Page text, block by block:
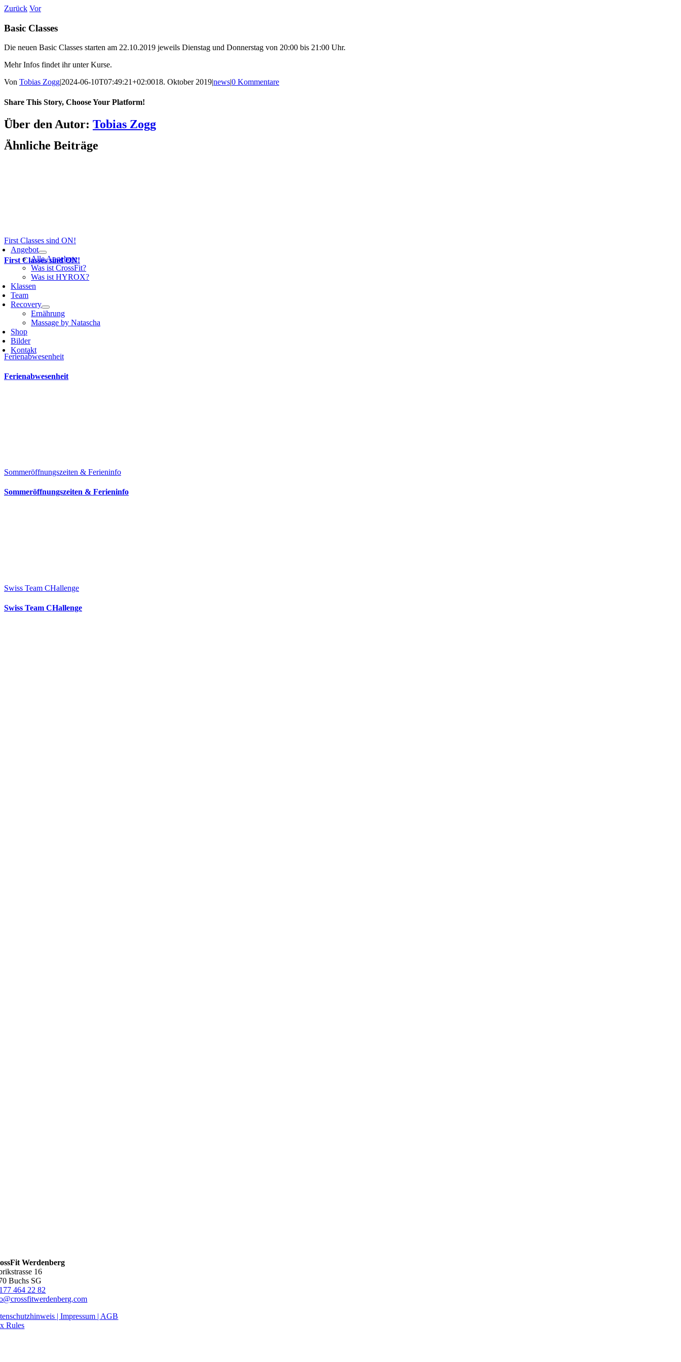
Zum
springen
Angebot
Alle Angebote
Was ist CrossFit?
Was ist HYROX?
Klassen
Team
Recovery
Ernährung
Massage by Natascha
Shop
Bilder
Kontakt
Zurück Vor
Basic Classes
Die neuen Basic Classes starten am 22.10.2019 jeweils Dienstag und Donnerstag von 20:00 bis 21:00 Uhr.
Mehr Infos findet ihr unter Kurse.
Von Tobias Zogg|2024-06-10T07:49:21+02:0018. Oktober 2019|news|0 Kommentare
Share This Story, Choose Your Platform!
Facebook
LinkedIn
WhatsApp
Telegram
Tumblr
Pinterest
Vk
Xing
E-
Mail
Über den Autor: Tobias Zogg
Ähnliche Beiträge
First Classes sind ON!
First Classes sind ON!
Ferienabwesenheit
Ferienabwesenheit
Sommeröffnungszeiten & Ferieninfo
Sommeröffnungszeiten & Ferieninfo
Swiss Team CHallenge
Swiss Team CHallenge
Werdenberg
16
Buchs SG
464 22 82
| Impressum | AGB
Rules